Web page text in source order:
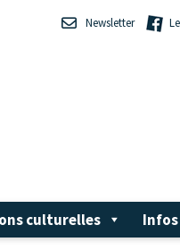
culturelles
Newsletter